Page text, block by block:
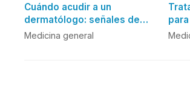
Cuándo acudir a un
dermatólogo: señales de
alerta en la piel
Medicina general